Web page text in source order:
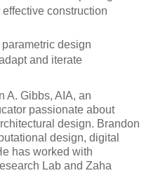
construction
design
and iterate
A. Gibbs, AIA, an
passionate about
design. Brandon
design, digital
has worked with
Lab and Zaha